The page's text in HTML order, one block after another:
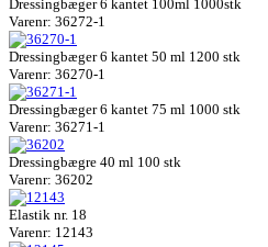
Dressingbæger 6 kantet 100ml 1000stk
Varenr: 36272-1
Dressingbæger 6 kantet 50 ml 1200 stk
Varenr: 36270-1
Dressingbæger 6 kantet 75 ml 1000 stk
Varenr: 36271-1
Dressingbægre 40 ml 100 stk
Varenr: 36202
Elastik nr. 18
Varenr: 12143